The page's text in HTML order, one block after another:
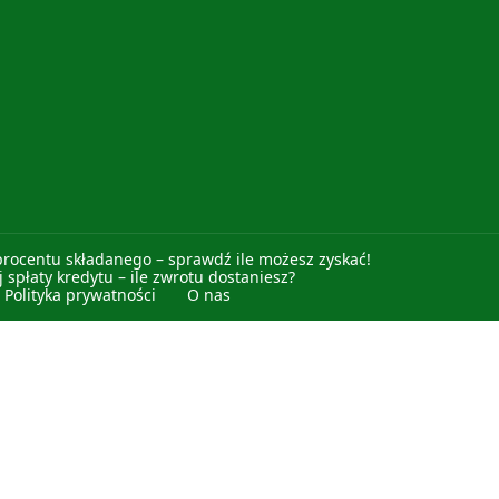
składanego – sprawdź ile możesz zyskać!
kredytu – ile zwrotu dostaniesz?
Polityka prywatności
O nas